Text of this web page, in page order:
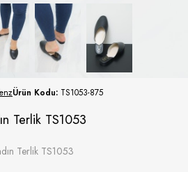
Ürün Kodu: TS1053-875
Terlik TS1053
Terlik TS1053